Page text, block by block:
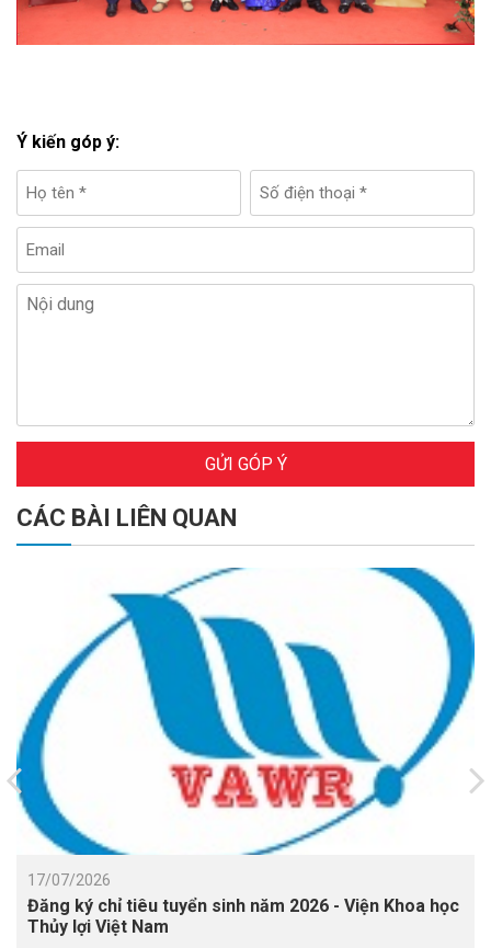
Ý kiến góp ý:
GỬI GÓP Ý
CÁC BÀI LIÊN QUAN
17/07/2026
Đăng ký chỉ tiêu tuyển sinh năm 2026 - Viện Khoa học
Thủy lợi Việt Nam